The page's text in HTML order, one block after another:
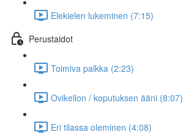
Elekielen lukeminen (7:15)
Perustaidot
Toimiva palkka (2:23)
Ovikellon / koputuksen ääni (8:07)
Eri tilassa oleminen (4:08)